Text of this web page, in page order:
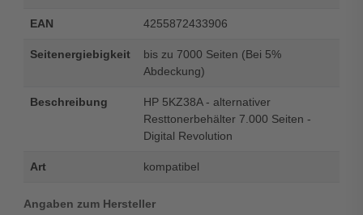
EAN 4255872433906
Seitenergiebigkeit
bis zu 7000 Seiten (Bei 5%
Abdeckung)
Beschreibung
HP 5KZ38A - alternativer
Resttonerbehälter 7.000 Seiten -
Digital Revolution
Art kompatibel
Angaben zum Hersteller